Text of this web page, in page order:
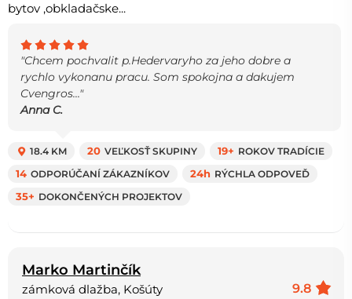
bytov ,obkladačske...
"Chcem pochvalit p.Hedervaryho za jeho dobre a
rychlo vykonanu pracu. Som spokojna a dakujem
Cvengros..."
Anna C.
18.4 KM 20 VEĽKOSŤ SKUPINY 19+ ROKOV TRADÍCIE
14 ODPORÚČANÍ ZÁKAZNÍKOV 24h RÝCHLA ODPOVEĎ
35+ DOKONČENÝCH PROJEKTOV
Marko Martinčík
9.8
zámková dlažba, Košúty